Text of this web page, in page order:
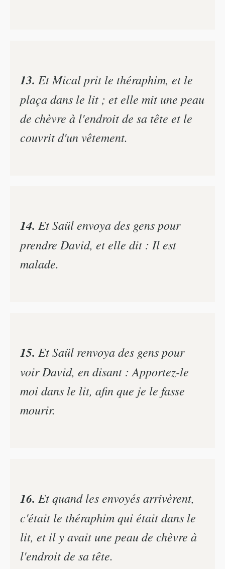
13. Et Mical prit le théraphim, et le
plaça dans le lit ; et elle mit une peau
de chèvre à l'endroit de sa tête et le
couvrit d'un vêtement.
14. Et Saül envoya des gens pour
prendre David, et elle dit : Il est
malade.
15. Et Saül renvoya des gens pour
voir David, en disant : Apportez-le
moi dans le lit, afin que je le fasse
mourir.
16. Et quand les envoyés arrivèrent,
c'était le théraphim qui était dans le
lit, et il y avait une peau de chèvre à
l'endroit de sa tête.